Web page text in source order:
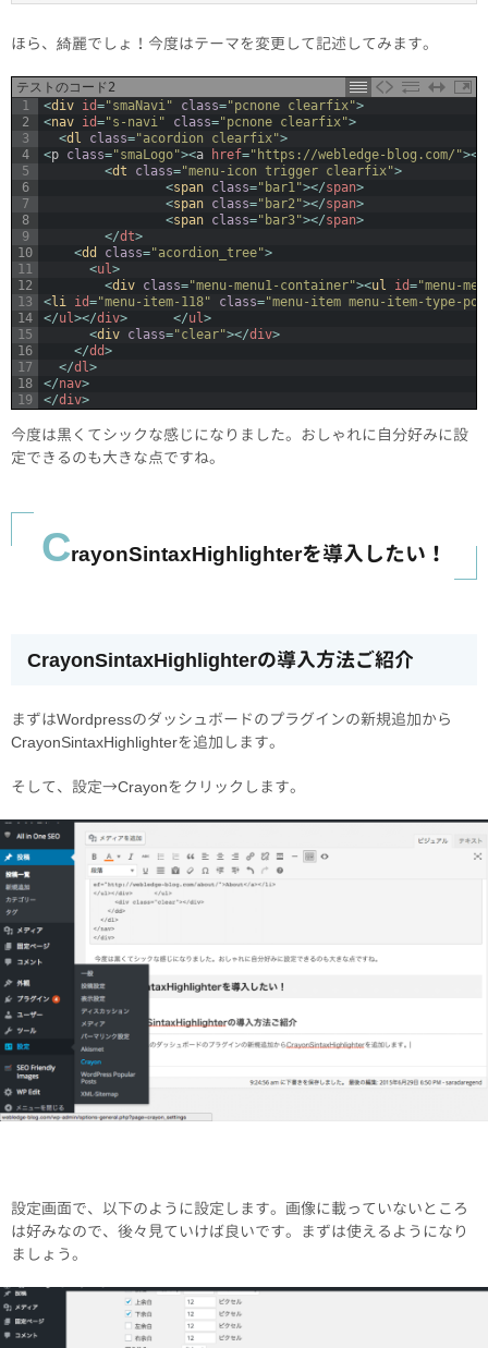
ほら、綺麗でしょ！今度はテーマを変更して記述してみます。
テストのコード2
1
2
3
4
5
6
7
8
9
10
11
12
13
14
15
16
17
18
19
<div id="smaNavi" class="pcnone clearfix">
<nav id="s-navi" class="pcnone clearfix">
<dl class="acordion clearfix">
<p class="smaLogo"><a href="https://webledge-blog.com/"><
<dt class="menu-icon trigger clearfix">
<span class="bar1"></span>
<span class="bar2"></span>
<span class="bar3"></span>
</dt>
<dd class="acordion_tree">
<ul >
<div class="menu-menu1-container"><ul id="menu-
<li id="menu-item-118" class="menu-item menu-item-type-
</ul ></div> </ul >
<div class="clear"></div>
</dd>
</dl >
</nav>
</div>
今度は黒くてシックな感じになりました。おしゃれに自分好みに設
定できるのも大きな点ですね。
CrayonSintaxHighlighterを導入したい！
CrayonSintaxHighlighterの導入方法ご紹介
まずはWordpressのダッシュボードのプラグインの新規追加から
CrayonSintaxHighlighterを追加します。
そして、設定→Crayonをクリックします。
設定画面で、以下のように設定します。画像に載っていないところ
は好みなので、後々見ていけば良いです。まずは使えるようになり
ましょう。